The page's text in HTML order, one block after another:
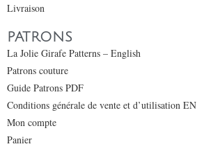
Livraison
PATRONS
La Jolie Girafe Patterns – English
Patrons couture
Guide Patrons PDF
Conditions générale de vente et d’utilisation EN
Mon compte
Panier